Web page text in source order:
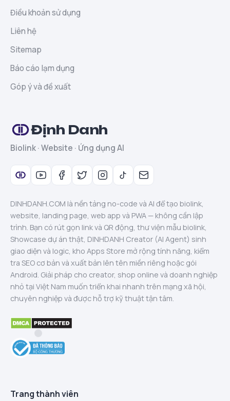
Điều khoản sử dụng
Liên hệ
Sitemap
Báo cáo lạm dụng
Góp ý và đề xuất
Định Danh
Biolink · Website · Ứng dụng AI
DINHDANH.COM là nền tảng no-code và AI để tạo biolink,
website, landing page, web app và PWA — không cần lập
trình. Bạn có rút gọn link và QR động, thư viện mẫu biolink,
Showcase dự án thật, DINHDANH Creator (AI Agent) sinh
giao diện và logic, kho Apps Store mở rộng tính năng, kiểm
tra SEO cơ bản và xuất bản lên tên miền riêng hoặc gói
Android. Giải pháp cho creator, shop online và doanh nghiệp
nhỏ tại Việt Nam muốn triển khai nhanh trên mạng xã hội,
chuyên nghiệp và được hỗ trợ kỹ thuật tận tâm.
Trang thành viên